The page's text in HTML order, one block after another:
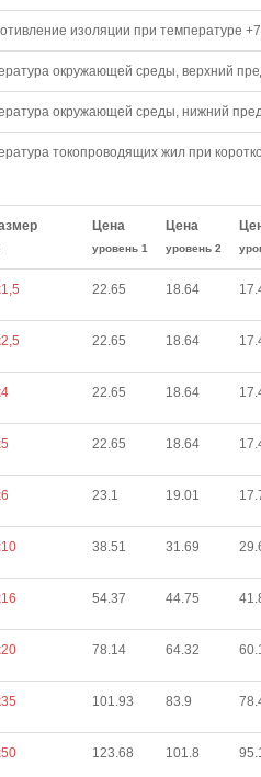
изоляции при температуре
окружающей среды, верхний
окружающей среды, нижний
токопроводящих жил при
Цена
уровень 1
Цена
уровень 2
22.65 18.64
22.65 18.64
22.65 18.64
22.65 18.64
23.1 19.01
38.51 31.69
54.37 44.75
78.14 64.32
101.93 83.9
123.68 101.8